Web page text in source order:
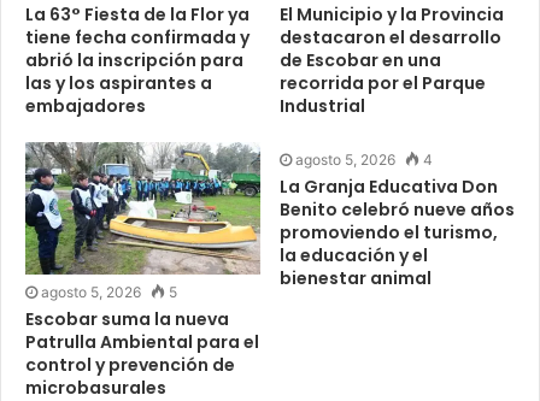
La 63° Fiesta de la Flor ya
tiene fecha confirmada y
abrió la inscripción para
las y los aspirantes a
embajadores
El Municipio y la Provincia
destacaron el desarrollo
de Escobar en una
recorrida por el Parque
Industrial
agosto 5, 2026 5
Escobar suma la nueva
Patrulla Ambiental para el
control y prevención de
microbasurales
agosto 5, 2026 4
La Granja Educativa Don
Benito celebró nueve años
promoviendo el turismo,
la educación y el
bienestar animal